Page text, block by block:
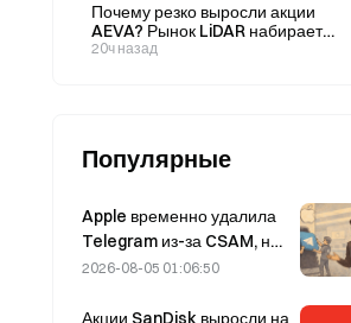
июле?
победу: 32% против 69%?
Почему резко выросли акции
AEVA? Рынок LiDAR набирает
обороты: подробный разбор новой
20ч назад
Популярные
Apple временно удалила
Telegram из-за CSAM, но
Дуров это опроверг,
подвергся «атаке на
2026-08-05 01:06:50
Акции SanDisk выросли на